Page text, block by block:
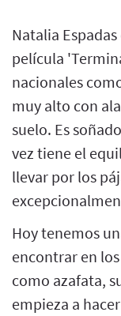
Natalia
película
nacionales
muy alto con
suelo. Es
vez tiene el
llevar por los
Hoy tenemos
encontrar en
como azafata,
empieza a